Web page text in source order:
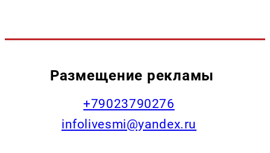
Размещение рекламы
+79023790276
infolivesmi@yandex.ru